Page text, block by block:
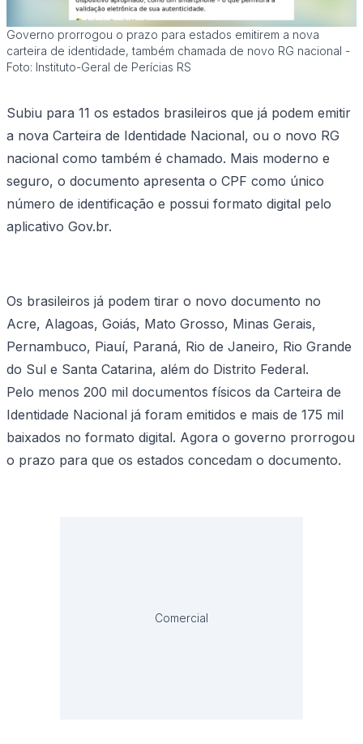
Governo prorrogou o prazo para estados emitirem a nova
carteira de identidade, também chamada de novo RG nacional -
Foto: Instituto-Geral de Perícias RS
Subiu para 11 os estados brasileiros que já podem emitir
a nova Carteira de Identidade Nacional, ou o novo RG
nacional como também é chamado. Mais moderno e
seguro, o documento apresenta o CPF como único
número de identificação e possui formato digital pelo
aplicativo Gov.br.
Os brasileiros já podem tirar o novo documento no
Acre, Alagoas, Goiás, Mato Grosso, Minas Gerais,
Pernambuco, Piauí, Paraná, Rio de Janeiro, Rio Grande
do Sul e Santa Catarina, além do Distrito Federal.
Pelo menos 200 mil documentos físicos da Carteira de
Identidade Nacional já foram emitidos e mais de 175 mil
baixados no formato digital. Agora o governo prorrogou
o prazo para que os estados concedam o documento.
Comercial